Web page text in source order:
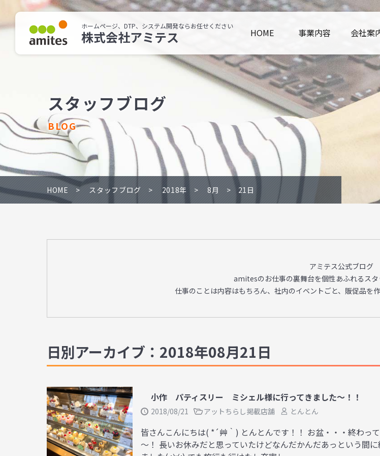
ホームページ、DTP、システム開発ならお任せください
株式会社アミテス HOME 事業内容 会社案
スタッフブログ
BLOG
HOME スタッフブログ 2018年 8月 21日
アミテス公式ブログ
amitesのお仕事の裏舞台を個性あふれるスタ
仕事のことは内容はもちろん、 社内のイベントごと、販促品を
日別アーカイブ：2018年08月21日
小作 パティスリー ミシェル様に行ってきました～！！
2018/08/21 アットちらし掲載店舗 とんとん
皆さんこんにちは( *´艸｀) とんとんです！！ お盆・・・終わっ
～！ 長いお休みだと思っていたけどなんだかんだあっという間